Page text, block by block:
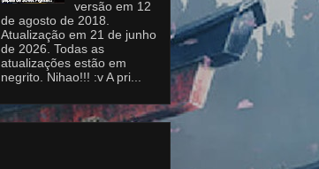
versão em 12
de agosto de 2018.
Atualização em 21 de junho
de 2026. Todas as
atualizações estão em
negrito. Nihao!!! :v A pri...